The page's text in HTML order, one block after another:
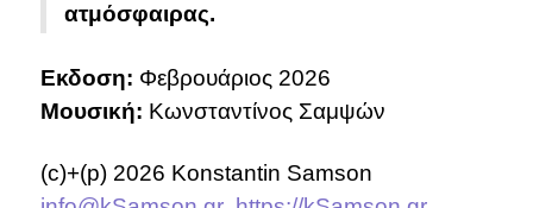
ατμόσφαιρας.
Εκδοση: Φεβρουάριος 2026
Μουσική: Κωνσταντίνος Σαμψών
(c)+(p) 2026 Konstantin Samson